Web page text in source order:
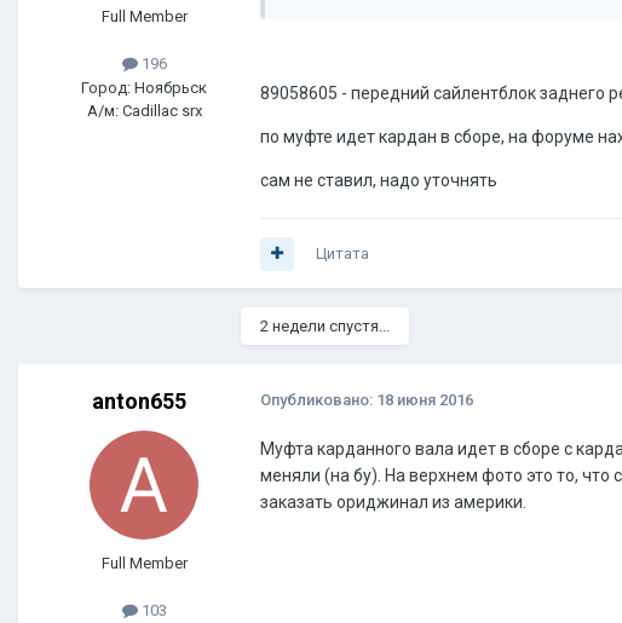
Full Member
196
Город: Ноябрьск
А/м: Cadillac srx
89058605 - передний сайлентблок заднего
по муфте идет кардан в сборе, на форуме
сам не ставил, надо уточнять
Цитата
2 недели спустя...
anton655
Full Member
103
Опубликовано: 18 июня 2016
Муфта карданного вала идет в сборе с
меняли (на бу). На верхнем фото это то,
заказать ориджинал из америки.